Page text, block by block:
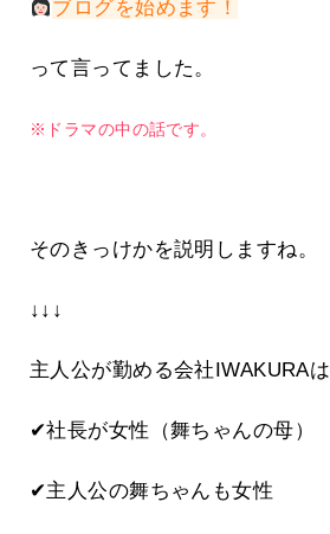
ブログを始めます！
って言ってました。
※ドラマの中の話です。
そのきっけかを説明しますね。
↓↓↓
主人公が勤める会社IWAKURAは
✔社長が女性（舞ちゃんの母）
✔主人公の舞ちゃんも女性